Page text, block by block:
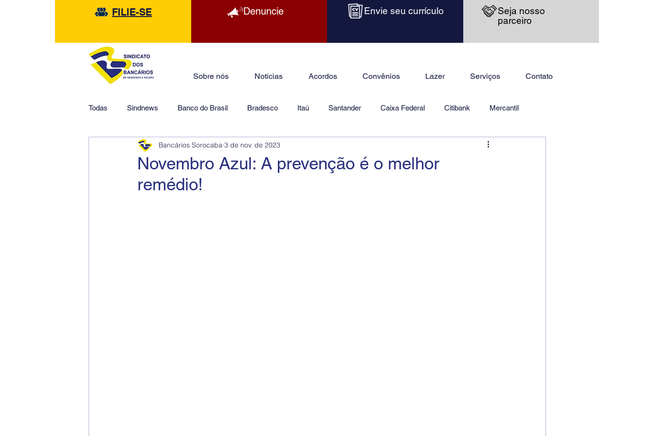
FILIE-SE Denuncie Envie seu currículo
Seja nosso
parceiro
Sobre nós Notícias Acordos Convênios Lazer Serviços Contato
Todas Sindnews Banco do Brasil Bradesco Itaú Santander Caixa Federal Citibank Mercantil
HSBC Financeiras Jurídico
Novembro Azul: A prevenção é o melhor
remédio!
Bancários Sorocaba 3 de nov. de 2023